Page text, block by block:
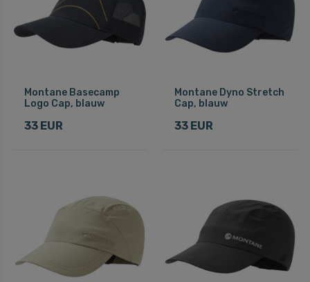
Montane Basecamp
Logo Cap, blauw
33 EUR
Montane Dyno Stretch
Cap, blauw
33 EUR